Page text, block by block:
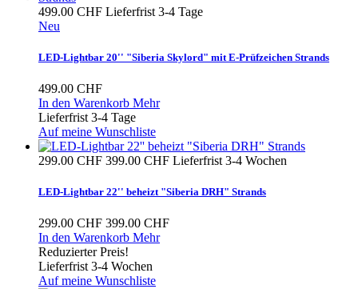
499.00 CHF Lieferfrist 3-4 Tage
Neu
LED-Lightbar 20'' "Siberia Skylord" mit E-Prüfzeichen Strands
499.00 CHF
In den Warenkorb Mehr
Lieferfrist 3-4 Tage
Auf meine Wunschliste
299.00 CHF 399.00 CHF Lieferfrist 3-4 Wochen
LED-Lightbar 22'' beheizt "Siberia DRH" Strands
299.00 CHF 399.00 CHF
In den Warenkorb Mehr
Reduzierter Preis!
Lieferfrist 3-4 Wochen
Auf meine Wunschliste